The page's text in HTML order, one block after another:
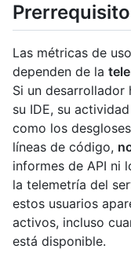
Prerrequisito
Las métricas de
dependen de la
Si un desarrollador
su IDE, su
como los
líneas de código,
informes de API ni
la telemetría del
estos usuarios
activos, incluso
está disponible.